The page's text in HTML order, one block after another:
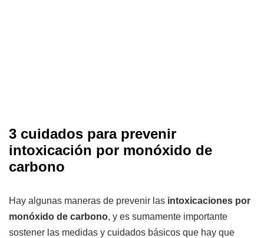
3 cuidados para prevenir
intoxicación por monóxido de
carbono
Hay algunas maneras de prevenir las intoxicaciones por
monóxido de carbono, y es sumamente importante
sostener las medidas y cuidados básicos que hay que